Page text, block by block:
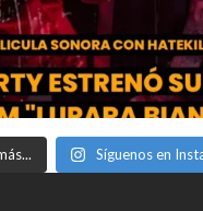
Síguenos en